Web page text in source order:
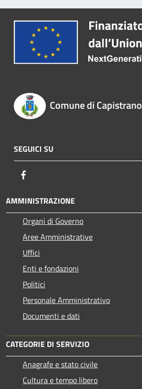
Comune di Capistrano
SEGUICI SU
AMMINISTRAZIONE
Organi di Governo
Aree Amministrative
Uffici
Enti e fondazioni
Politici
Personale Amministrativo
Documenti e dati
CATEGORIE DI SERVIZIO
Anagrafe e stato civile
Cultura e tempo libero